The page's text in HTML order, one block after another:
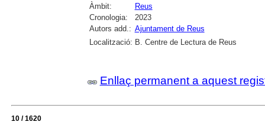
Àmbit:
Reus
Cronologia:
2023
Autors add.: Ajuntament de Reus
Localització: B. Centre de Lectura de Reus
Enllaç permanent a aquest
10 / 1620